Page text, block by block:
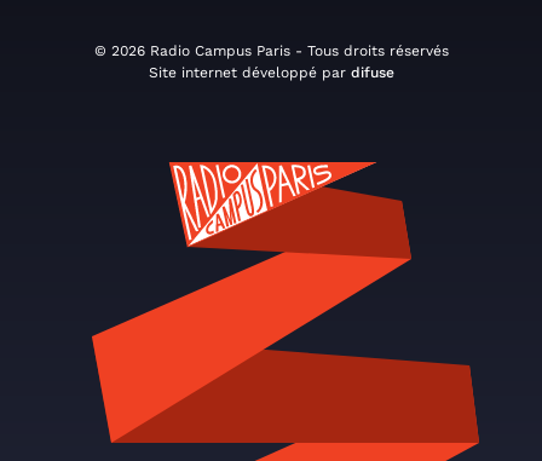
© 2026 Radio Campus Paris - Tous droits réservés
Site internet développé par difuse